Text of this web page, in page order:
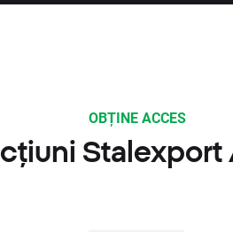
OBȚINE ACCES
Stalexport